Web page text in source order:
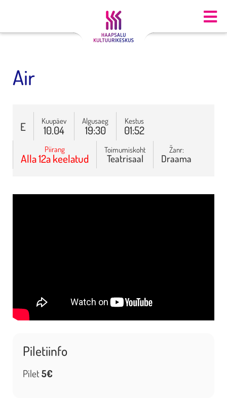
Air
E Kuupäev
10.04
Algusaeg
19:30
Kestus
01:52
Piirang
Alla 12a keelatud
Toimumiskoht
Teatrisaal
Žanr:
Draama
Piletiinfo
Pilet5€